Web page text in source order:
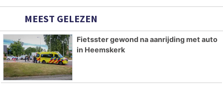
MEEST GELEZEN
Fietsster gewond na aanrijding met auto
in Heemskerk